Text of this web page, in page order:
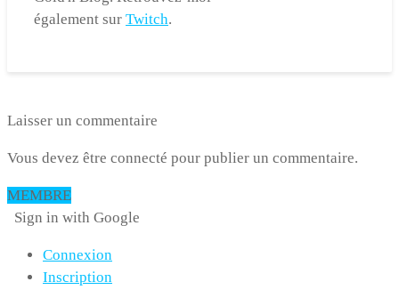
également sur Twitch.
Laisser un commentaire
Vous devez être connecté pour publier un commentaire.
MEMBRE
Sign in with Google
Connexion
Inscription